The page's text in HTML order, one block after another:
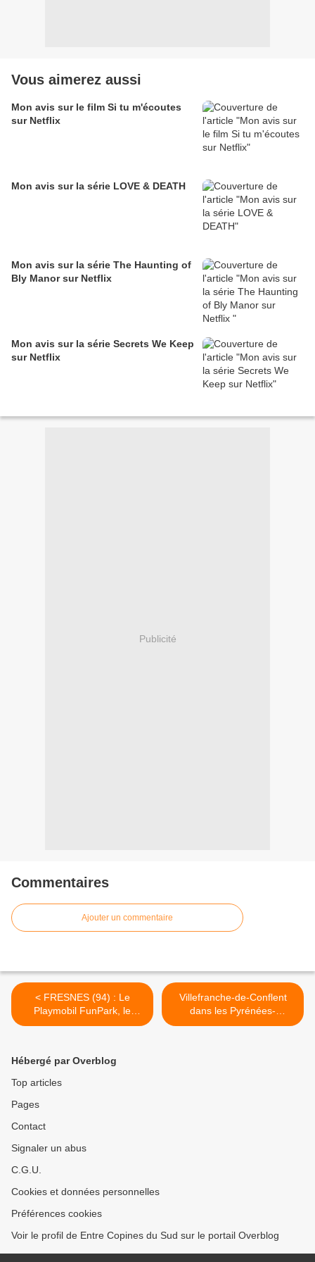
Vous aimerez aussi
Mon avis sur le film Si tu m'écoutes
sur Netflix
Mon avis sur la série LOVE & DEATH
Mon avis sur la série The Haunting of
Bly Manor sur Netflix
Mon avis sur la série Secrets We Keep
sur Netflix
Publicité
Commentaires
Ajouter un commentaire
< FRESNES (94) : Le
Playmobil FunPark, le
paradis des enfants !
Villefranche-de-Conflent
dans les Pyrénées-
Orientales, un village fortifié
Hébergé par Overblog
Top articles
Pages
Contact
Signaler un abus
C.G.U.
Cookies et données personnelles
Préférences cookies
Voir le profil de Entre Copines du Sud sur le portail Overblog